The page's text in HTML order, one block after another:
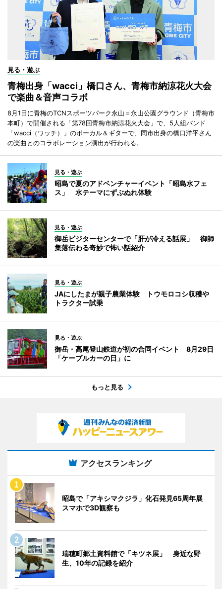
見る・遊ぶ
青梅出身「wacci」橋口さん、青梅市納涼花火大会
で楽曲＆音声コラボ
8月1日に青梅のTCNスポーツパーク永山＝永山公園グラウンド（青梅市
本町）で開催される「第78回青梅市納涼花火大会」で、5人組バンド
「wacci（ワッチ）」のボーカル＆ギターで、同市出身の橋口洋平さん
の楽曲とのコラボレーション演出が行われる。
見る・遊ぶ
昭島で夏のアドベンチャーイベント「昭島水フェ
ス」 水テーマにずぶぬれ体験
見る・遊ぶ
御岳ビジターセンターで「肝が冷える話展」 御師
集落伝わる奇妙で怖い話紹介
見る・遊ぶ
JAにしたまが親子農業体験 トウモロコシ収穫や
トラクター試乗
見る・遊ぶ
御岳・高尾登山鉄道が初の合同イベント 8月29日
「ケーブルカーの日」に
もっと見る
アクセスランキング
昭島で「アキシマクジラ」化石発見65周年展
スマホで3D観察も
瑞穂町郷土資料館で「キツネ展」 身近な野
生、10年の記録を紹介